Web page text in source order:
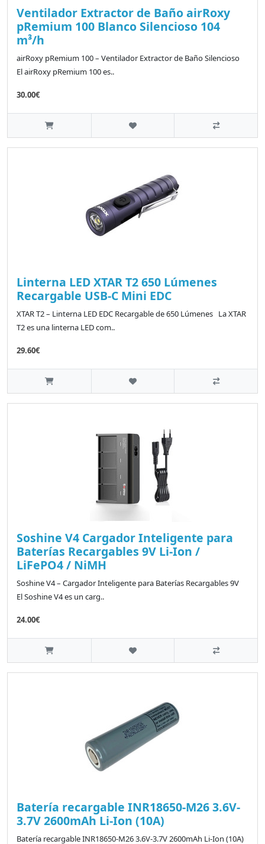
Ventilador Extractor de Baño airRoxy
pRemium 100 Blanco Silencioso 104
m³/h
airRoxy pRemium 100 – Ventilador Extractor de Baño Silencioso
El airRoxy pRemium 100 es..
30.00€
Linterna LED XTAR T2 650 Lúmenes
Recargable USB-C Mini EDC
XTAR T2 – Linterna LED EDC Recargable de 650 Lúmenes La XTAR
T2 es una linterna LED com..
29.60€
Soshine V4 Cargador Inteligente para
Baterías Recargables 9V Li-Ion /
LiFePO4 / NiMH
Soshine V4 – Cargador Inteligente para Baterías Recargables 9V
El Soshine V4 es un carg..
24.00€
Batería recargable INR18650-M26 3.6V-
3.7V 2600mAh Li-Ion (10A)
Batería recargable INR18650-M26 3.6V-3.7V 2600mAh Li-Ion (10A)